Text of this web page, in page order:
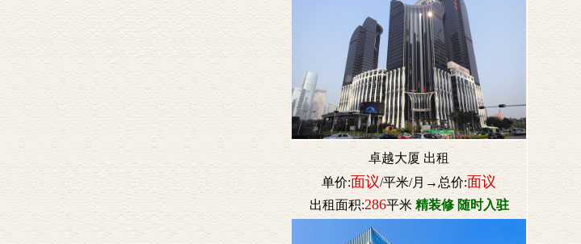
卓越大厦 出租
单价:面议/平米/月→总价:面议
出租面积:286平米 精装修 随时入驻